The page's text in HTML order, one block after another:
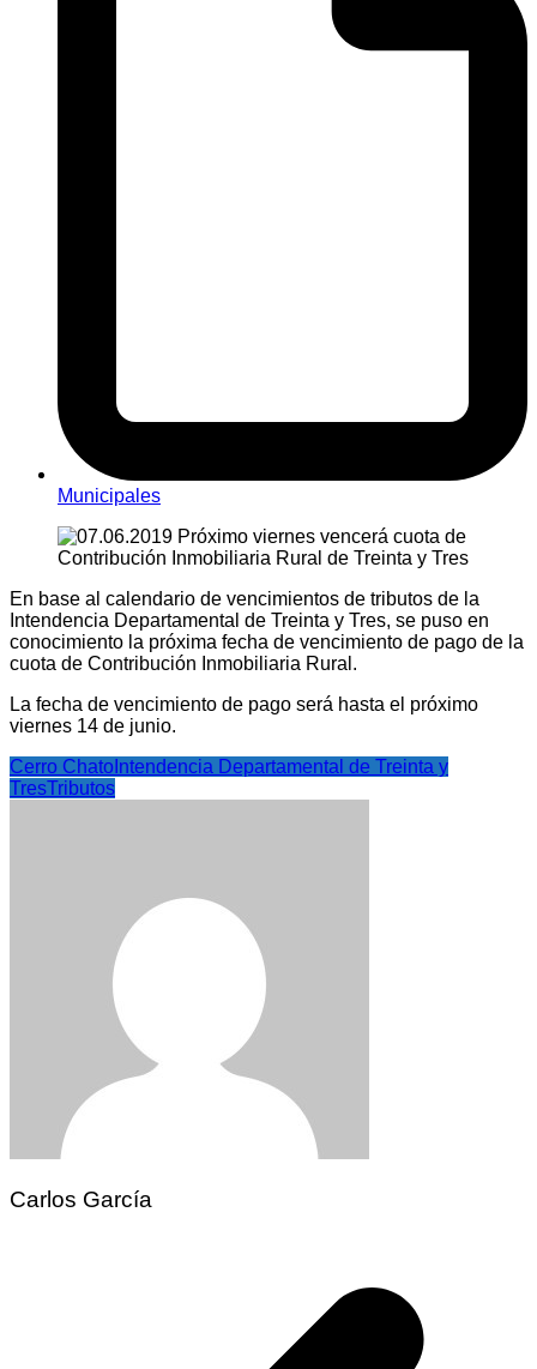
Municipales
En base al calendario de vencimientos de tributos de la
Intendencia Departamental de Treinta y Tres, se puso en
conocimiento la próxima fecha de vencimiento de pago de la
cuota de Contribución Inmobiliaria Rural.
La fecha de vencimiento de pago será hasta el próximo
viernes 14 de junio.
Cerro Chato Intendencia Departamental de Treinta y
TresTributos
Carlos García